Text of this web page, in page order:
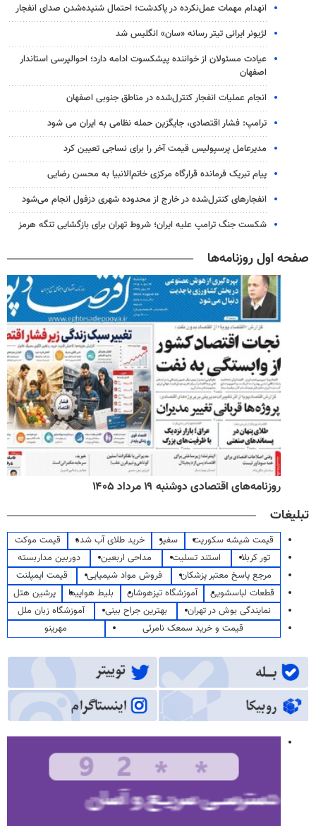
انهدام مهمات عمل‌نکرده در پاکدشت؛ احتمال شنیده‌شدن صدای انفجار
لژیونر ایرانی تیتر رسانه «سان» انگلیس شد
عیادت مسئولان از خواننده پیشکسوت ادامه دارد؛ احوالپرسی استاندار
اصفهان
انجام عملیات انفجار کنترل‌شده در مناطق جنوبی اصفهان
ترامپ: فشار اقتصادی، جایگزین حمله نظامی به ایران می شود
مدیرعامل پرسپولیس قیمت آخر را برای نساجی تعیین کرد
پیام تبریک فرمانده قرارگاه مرکزی خاتم‌الانبیا به محسن رضایی
انفجارهای کنترل‌شده در خارج از محدوده شهری دزفول انجام می‌شود
شکست جنگ ترامپ علیه ایران؛ شروط تهران برای بازگشایی تنگه هرمز
صفحه اول روزنامه‌ها
روزنامه‌های اقتصادی دوشنبه ۱۹ مرداد ۱۴۰۵
تبلیغات
قیمت شیشه سکوریت سفیر خرید طلای آب شده
قیمت موکت
تور کربلا
استند تسلیت مداحی اربعین
دوربین مداربسته
مرجع پاسخ معتبر پزشکان
فروش مواد شیمیایی
قیمت ایمپلنت
قطعات لباسشویی
آموزشگاه تیزهوشان بلیط هواپیما
پرشین هتل
نمایندگی بوش در تهران
بهترین جراح بینی
آموزشگاه زبان ملل
قیمت و خرید سمعک نامرئی
مهرینو